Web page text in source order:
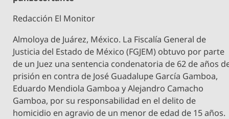
Redacción El Monitor
Almoloya de Juárez, México. La Fiscalía General de
Justicia del Estado de México (FGJEM) obtuvo por parte
de un Juez una sentencia condenatoria de 62 de años
prisión en contra de José Guadalupe García Gamboa,
Eduardo Mendiola Gamboa y Alejandro Camacho
Gamboa, por su responsabilidad en el delito de
homicidio en agravio de un menor de edad de 15 años.